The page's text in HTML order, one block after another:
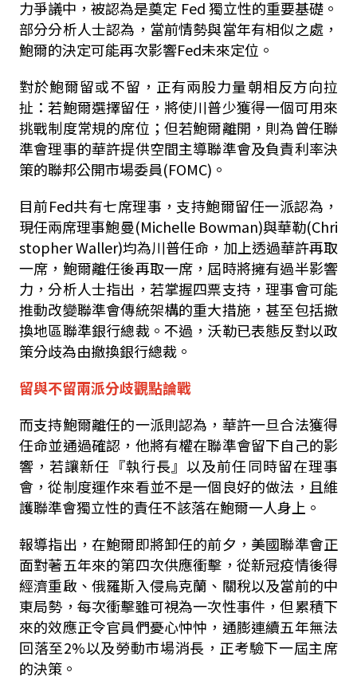
力爭議中，被認為是奠定 Fed 獨立性的重要基礎。
部分分析人士認為，當前情勢與當年有相似之處，
鮑爾的決定可能再次影響Fed未來定位。
對於鮑爾留或不留，正有兩股力量朝相反方向拉
扯：若鮑爾選擇留任，將使川普少獲得一個可用來
挑戰制度常規的席位；但若鮑爾離開，則為曾任聯
準會理事的華許提供空間主導聯準會及負責利率決
策的聯邦公開市場委員(FOMC) 。
目前Fed共有七席理事，支持鮑爾留任一派認為，
現任兩席理事鮑曼(Michelle Bowman)與華勒(Chri
stopher Waller)均為川普任命，加上透過華許再取
一席，鮑爾離任後再取一席，屆時將擁有過半影響
力，分析人士指出，若掌握四票支持，理事會可能
推動改變聯準會傳統架構的重大措施，甚至包括撤
換地區聯準銀行總裁。不過，沃勒已表態反對以政
策分歧為由撤換銀行總裁。
留與不留兩派分歧觀點論戰
而支持鮑爾離任的一派則認為，華許一旦合法獲得
任命並通過確認，他將有權在聯準會留下自己的影
響，若讓新任『執行長』以及前任同時留在理事
會，從制度運作來看並不是一個良好的做法，且維
護聯準會獨立性的責任不該落在鮑爾一人身上。
報導指出，在鮑爾即將卸任的前夕，美國聯準會正
面對著五年來的第四次供應衝擊，從新冠疫情後得
經濟重啟、俄羅斯入侵烏克蘭、關稅以及當前的中
東局勢，每次衝擊雖可視為一次性事件，但累積下
來的效應正令官員們憂心忡忡，通膨連續五年無法
回落至2%以及勞動市場消長，正考驗下一屆主席
的決策。